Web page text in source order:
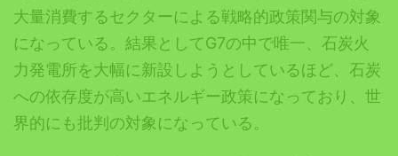
大量消費するセクターによる戦略的政策関与の対象
になっている。結果としてG7の中で唯一、石炭火
力発電所を大幅に新設しようとしているほど、石炭
への依存度が高いエネルギー政策になっており、世
界的にも批判の対象になっている。